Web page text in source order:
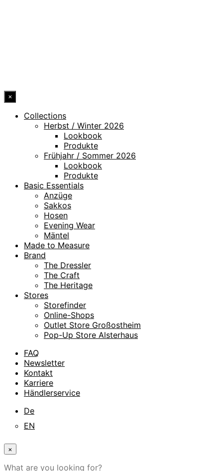
×
Collections
Herbst / Winter 2026
Lookbook
Produkte
Frühjahr / Sommer 2026
Lookbook
Produkte
Basic Essentials
Anzüge
Sakkos
Hosen
Evening Wear
Mäntel
Made to Measure
Brand
The Dressler
The Craft
The Heritage
Stores
Storefinder
Online-Shops
Outlet Store Großostheim
Pop-Up Store Alsterhaus
FAQ
Newsletter
Kontakt
Karriere
Händlerservice
De
EN
×
What are you looking for?